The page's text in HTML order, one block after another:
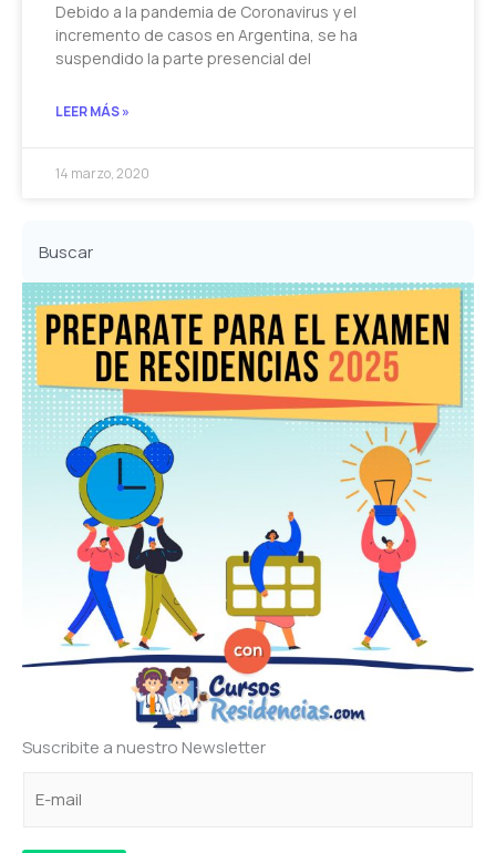
Debido a la pandemia de Coronavirus y el
incremento de casos en Argentina, se ha
suspendido la parte presencial del
LEER MÁS »
14 marzo, 2020
Suscribite a nuestro Newsletter